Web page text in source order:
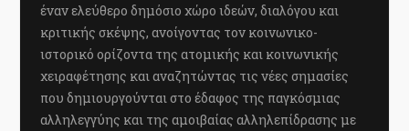
έναν ελεύθερο δημόσιο χώρο ιδεών, διαλόγου και
κριτικής σκέψης, ανοίγοντας τον κοινωνικο-
ιστορικό ορίζοντα της ατομικής και κοινωνικής
χειραφέτησης και αναζητώντας τις νέες σημασίες
που δημιουργούνται στο έδαφος της παγκόσμιας
αλληλεγγύης και της αμοιβαίας αλληλεπίδρασης με